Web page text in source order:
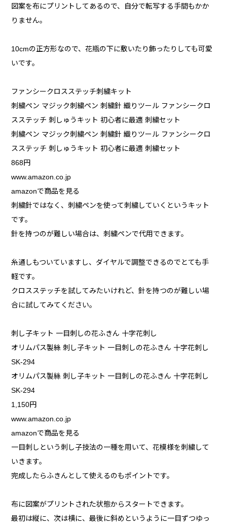
図案を布にプリントしてあるので、自分で転写する手間もかか
りません。
10cmの正方形なので、花瓶の下に敷いたり飾ったりしても可愛
いです。
ファンシークロスステッチ刺繍キット
刺繍ペン マジック刺繍ペン 刺繍針 織りツール ファンシークロ
スステッチ 刺しゅうキット 初心者に最適 刺繍セット
刺繍ペン マジック刺繍ペン 刺繍針 織りツール ファンシークロ
スステッチ 刺しゅうキット 初心者に最適 刺繍セット
868円
www.amazon.co.jp
amazonで商品を見る
刺繍針ではなく、刺繍ペンを使って刺繍していくというキット
です。
針を持つのが難しい場合は、刺繍ペンで代用できます。
糸通しもついていますし、ダイヤルで調整できるのでとても手
軽です。
クロスステッチを試してみたいけれど、針を持つのが難しい場
合に試してみてください。
刺し子キット 一目刺しの花ふきん 十字花刺し
オリムパス製絲 刺し子キット 一目刺しの花ふきん 十字花刺し
SK-294
オリムパス製絲 刺し子キット 一目刺しの花ふきん 十字花刺し
SK-294
1,150円
www.amazon.co.jp
amazonで商品を見る
一目刺しという刺し子技法の一種を用いて、花模様を刺繍して
いきます。
完成したらふきんとして使えるのもポイントです。
布に図案がプリントされた状態からスタートできます。
最初は縦に、次は横に、最後に斜めというように一目ずつゆっ